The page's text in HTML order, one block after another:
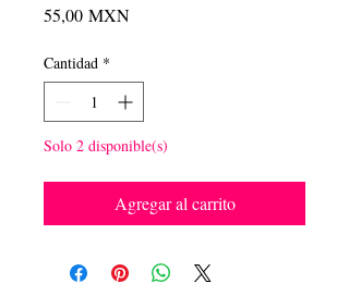
55,00 MXNPrecio
Cantidad *
Solo 2 disponible(s)
Agregar al carrito